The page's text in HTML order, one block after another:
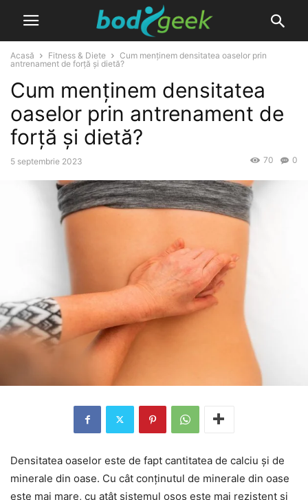
Acasă Fitness & Diete
Cum menținem densitatea oaselor prin
antrenament de forță și dietă?
Cum menținem densitatea
oaselor prin antrenament de
forță și dietă?
5 septembrie 2023 0
70
Densitatea oaselor este de fapt cantitatea de calciu și de
minerale din oase. Cu cât conținutul de minerale din oase
este mai mare, cu atât sistemul osos este mai rezistent și